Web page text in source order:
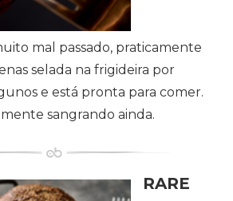
mal passado, praticamente
selada na frigideira por
e está pronta para comer.
sangrando ainda.
RARE